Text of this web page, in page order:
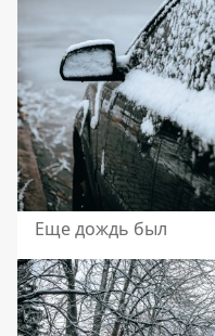
Еще дождь был